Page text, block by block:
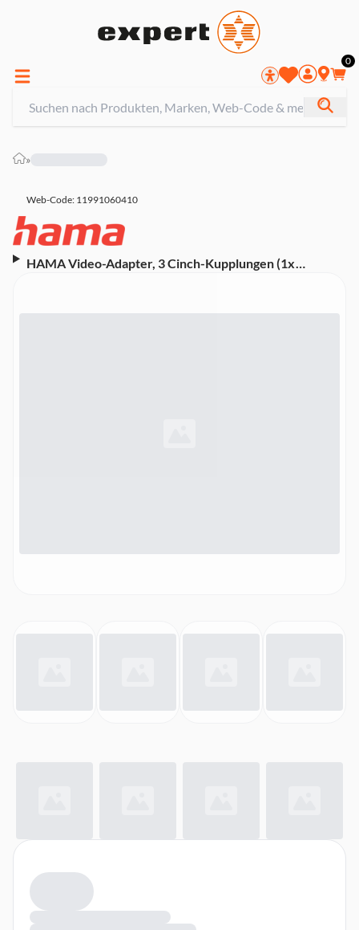
0
»
Web-Code: 11991060410
HAMA Video-Adapter, 3 Cinch-Kupplungen (1x